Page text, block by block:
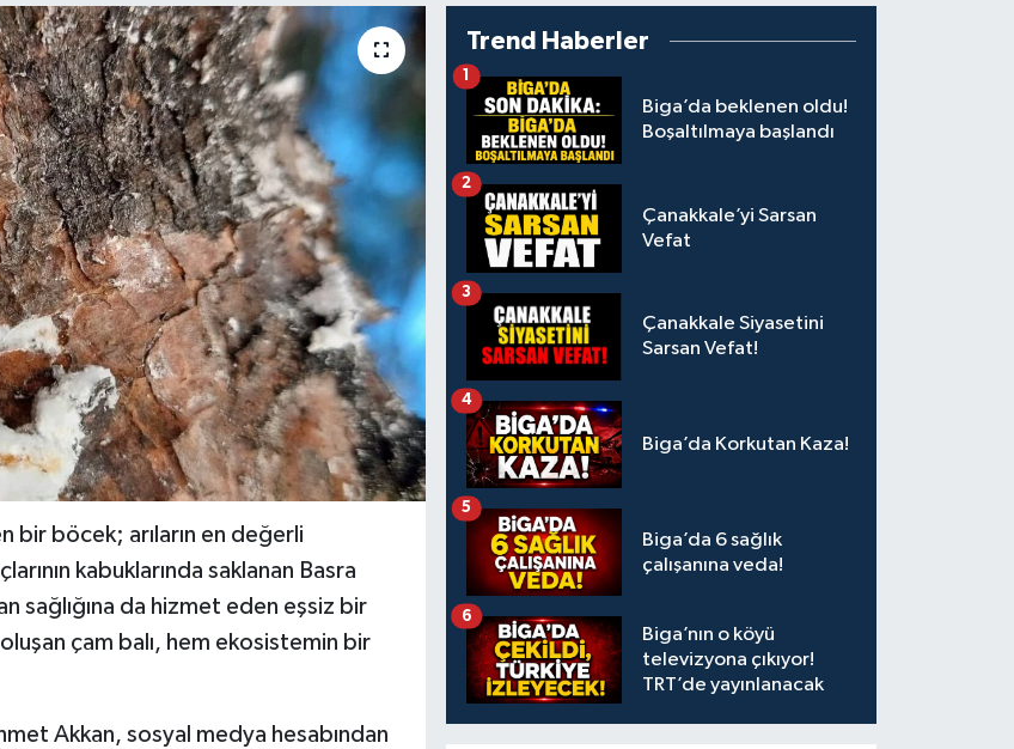
bir böcek; arıların en değerli
kabuklarında saklanan Basra
sağlığına da hizmet eden eşsiz bir
çam balı, hem ekosistemin bir
Akkan, sosyal medya hesabından
Trend Haberler
Biga’da beklenen oldu!
Boşaltılmaya başlandı
1
Çanakkale’yi Sarsan
Vefat
2
Çanakkale Siyasetini
Sarsan Vefat!
3
Biga’da Korkutan Kaza!
4
Biga’da 6 sağlık
çalışanına veda!
5
Biga’nın o köyü
televizyona çıkıyor!
TRT’de yayınlanacak
6